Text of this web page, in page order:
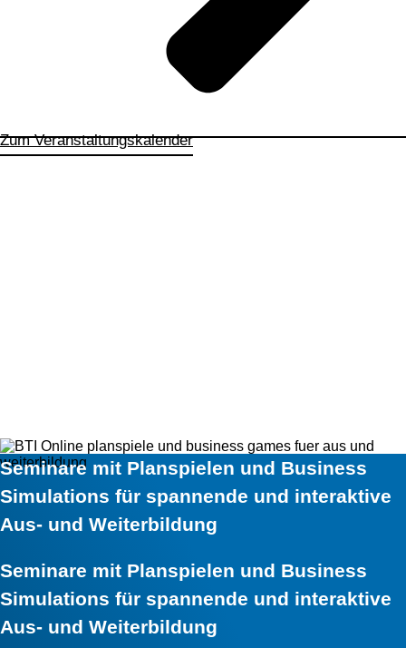
Zum Veranstaltungskalender
Seminare mit Planspielen und Business
Simulations für spannende und interaktive
Aus- und Weiterbildung
Seminare mit Planspielen und Business
Simulations für spannende und interaktive
Aus- und Weiterbildung